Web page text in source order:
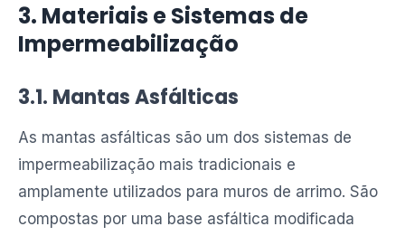
3. Materiais e Sistemas de
Impermeabilização
3.1. Mantas Asfálticas
As mantas asfálticas são um dos sistemas de
impermeabilização mais tradicionais e
amplamente utilizados para muros de arrimo. São
compostas por uma base asfáltica modificada